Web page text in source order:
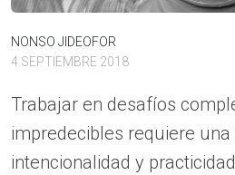
NONSO JIDEOFOR
4 SEPTIEMBRE 2018
Trabajar en desafíos
impredecibles requiere
intencionalidad y